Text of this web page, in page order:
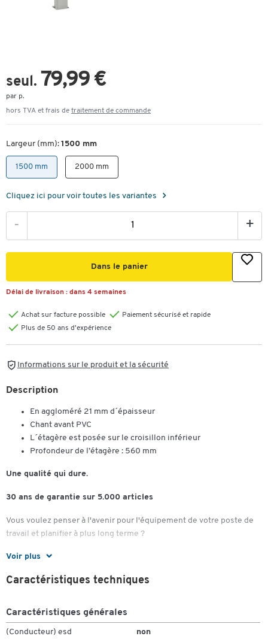
seul. 79,99 €
par p.
hors TVA et frais de traitement de commande
Largeur (mm): 1500 mm
1500 mm 2000 mm
Cliquez ici pour voir toutes les variantes
- +
Dans le panier
Délai de livraison : dans 4 semaines
Achat sur facture possible
Paiement sécurisé et rapide
Plus de 50 ans d'expérience
Informations sur le produit et la sécurité
Voir plus
Description
En aggloméré 21 mm d´épaisseur
Chant avant PVC
L´étagère est posée sur le croisillon inférieur
Profondeur de l’étagère : 560 mm
Une qualité qui dure.
30 ans de garantie sur 5.000 articles
Vous voulez penser à l'avenir pour l'équipement de votre poste de
travail et planifier à plus long terme ?
Notre marque propre offre non seulement une grande variété de
qualité 100% Schäfer Shop.
Une qualité qui dure - nous vous le promettons.
C'est pourquoi nous augmentons durablement notre garantie de 10
Caractéristiques techniques
Caractéristiques générales
(Conducteur) esd non